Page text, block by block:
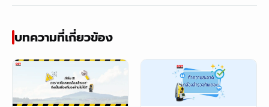
บทความที่เกี่ยวข้อง